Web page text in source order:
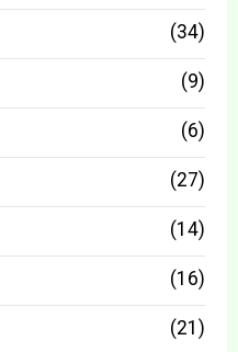
(34)
(9)
(6)
(27)
(14)
(16)
(21)